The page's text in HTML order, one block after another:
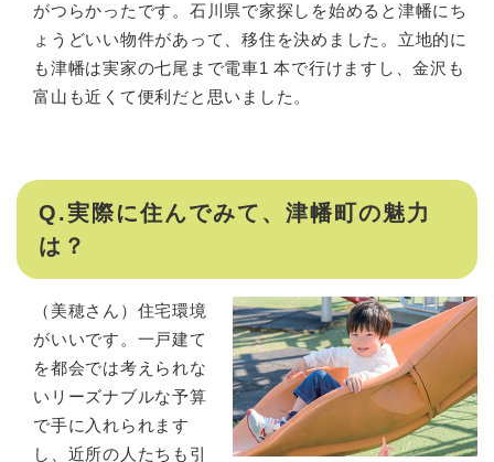
がつらかったです。石川県で家探しを始めると津幡にち
ょうどいい物件があって、移住を決めました。立地的に
も津幡は実家の七尾まで電車1 本で行けますし、金沢も
富山も近くて便利だと思いました。
Q.実際に住んでみて、津幡町の魅力
は？
​（美穂さん）住宅環境
がいいです。一戸建て
を都会では考えられな
いリーズナブルな予算
で手に入れられます
し、近所の人たちも引